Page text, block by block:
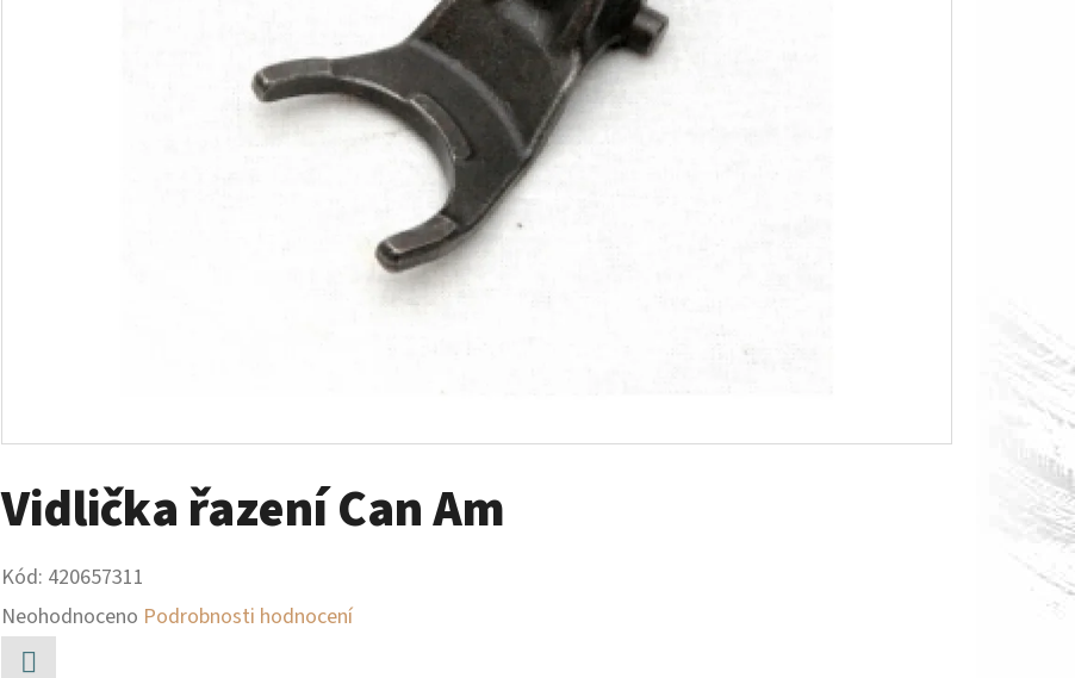
Vidlička řazení Can Am
Kód: 420657311
Průměrné
hodnocení
Neohodnoceno Podrobnosti hodnocení
PALIVOVÉ ČERPADLO S MĚŘÁKEM PALIVA CAN-
AM
10 900 Kč